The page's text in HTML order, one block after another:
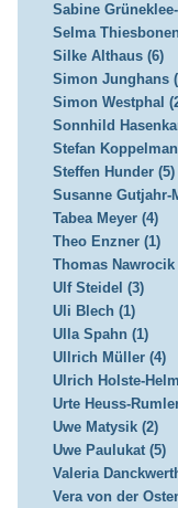
Sabine
Selma
Silke Althaus (6)
Simon Junghans
Simon Westphal
Sonnhild
Stefan
Steffen Hunder (5)
Susanne Gutjahr-
Tabea Meyer (4)
Theo Enzner (1)
Thomas Nawrocik
Ulf Steidel (3)
Uli Blech (1)
Ulla Spahn (1)
Ullrich Müller (4)
Ulrich Holste-
Urte Heuss-
Uwe Matysik (2)
Uwe Paulukat (5)
Valeria
Vera von der